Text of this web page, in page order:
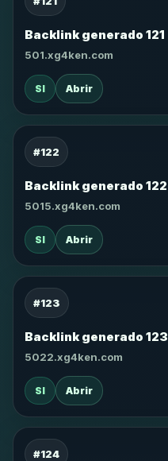
Backlink generado 121
501.xg4ken.com
SI Abrir
#122
Backlink generado 122
5015.xg4ken.com
SI Abrir
#123
Backlink generado 123
5022.xg4ken.com
SI Abrir
#124